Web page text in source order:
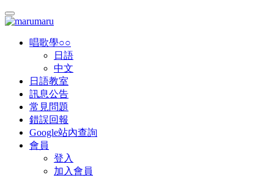
唱歌學○○
日語
中文
日語教室
訊息公告
常見問題
錯誤回報
Google站內查詢
會員
登入
加入會員